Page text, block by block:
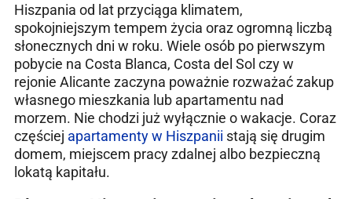
Hiszpania od lat przyciąga klimatem,
spokojniejszym tempem życia oraz ogromną liczbą
słonecznych dni w roku. Wiele osób po pierwszym
pobycie na Costa Blanca, Costa del Sol czy w
rejonie Alicante zaczyna poważnie rozważać zakup
własnego mieszkania lub apartamentu nad
morzem. Nie chodzi już wyłącznie o wakacje. Coraz
częściej apartamenty w Hiszpanii stają się drugim
domem, miejscem pracy zdalnej albo bezpieczną
lokatą kapitału.